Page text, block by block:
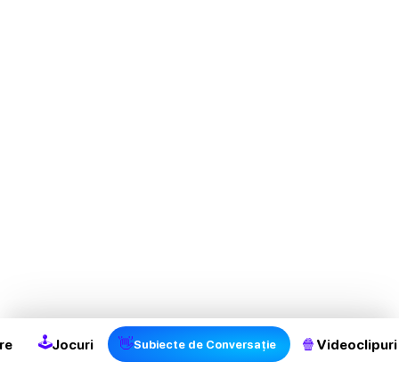
🕹Jocuri 👋Subiecte de Conversație 🍿 Videoclipuri